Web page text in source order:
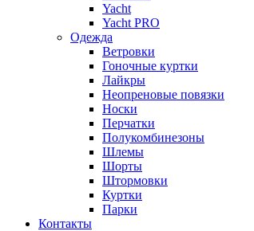
Yacht
Yacht PRO
Одежда
Ветровки
Гоночные куртки
Лайкры
Неопреновые повязки
Носки
Перчатки
Полукомбинезоны
Шлемы
Шорты
Штормовки
Куртки
Парки
Контакты